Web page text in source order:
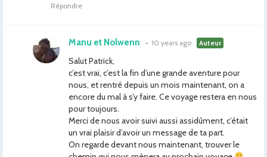
Répondre
Manu et Nolwenn • 10 years ago Auteur
Salut Patrick,
c’est vrai, c’est la fin d’une grande aventure pour
nous, et rentré depuis un mois maintenant, on a
encore du mal à s’y faire. Ce voyage restera en nous
pour toujours.
Merci de nous avoir suivi aussi assidûment, c’était
un vrai plaisir d’avoir un message de ta part.
On regarde devant nous maintenant, trouver le